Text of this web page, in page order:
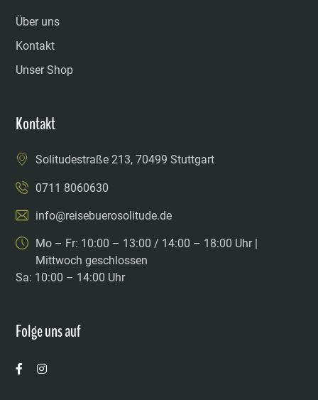
Über uns
Kontakt
Unser Shop
Kontakt
Solitudestraße 213, 70499 Stuttgart
0711 8060630
info@reisebuerosolitude.de
Mo – Fr: 10:00 – 13:00 / 14:00 – 18:00 Uhr |
Mittwoch geschlossen
Sa: 10:00 – 14:00 Uhr
Folge uns auf